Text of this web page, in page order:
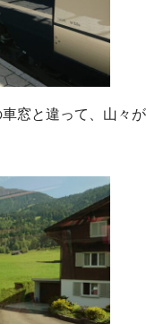
窓と違って、山々が